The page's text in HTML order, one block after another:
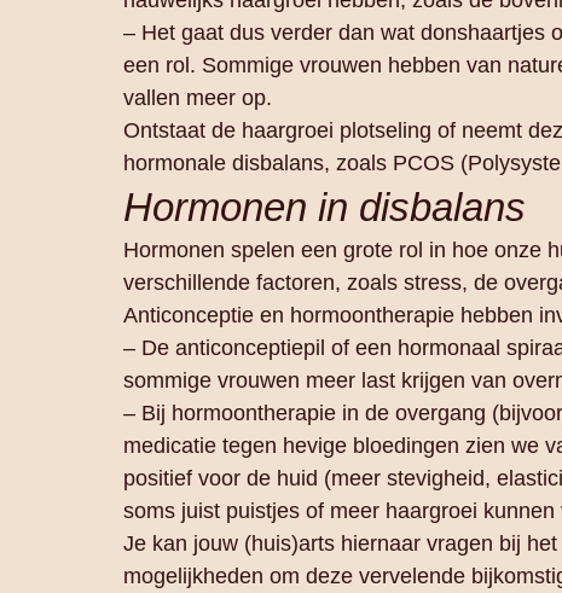
– Het gaat dus verder dan wat donshaartjes
een rol. Sommige vrouwen hebben van
vallen meer op.
Ontstaat de haargroei plotseling of neemt
hormonale disbalans, zoals PCOS
Hormonen in disbalans
Hormonen spelen een grote rol in hoe onze
verschillende factoren, zoals stress, de
Anticonceptie en hormoontherapie hebben
– De anticonceptiepil of een hormonaal
sommige vrouwen meer last krijgen van
– Bij hormoontherapie in de overgang
medicatie tegen hevige bloedingen zien we
positief voor de huid (meer stevigheid,
soms juist puistjes of meer haargroei kunnen
Je kan jouw (huis)arts hiernaar vragen bij
mogelijkheden om deze vervelende